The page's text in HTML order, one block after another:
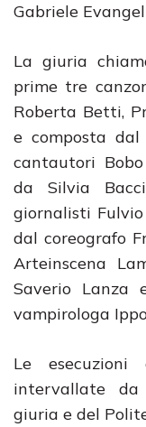
Gabriele
La giuria
prime tre
Roberta Betti,
e composta
cantautori
da Silvia
giornalisti
dal coreografo
Arteinscena
Saverio Lanza
vampirologa
Le
intervallate
giuria e del